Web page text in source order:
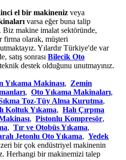
el bir makineniz veya
varsa eğer buna talip
makine imalat sektöründe,
firma olarak, müşteri
Yılardır Türkiye'de var
satış sonrası Bilecik Oto
teknik destek olduğunu unutmayınız.
Yıkama Makinası, Zemin
, Oto Yıkama Makinaları,
Toz-Tüy Alma Kurutma,
Koltuk Yıkama, Halı Çırpma
, Pistonlu Kompresör,
, Tır ve Otobüs Yıkama,
Jetonlu Oto Yıkama, Yedek
bir çok endüstriyel makinenin
Herhangi bir makinemizi talep